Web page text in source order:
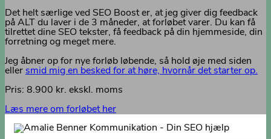
Det helt særlige ved SEO Boost er, at jeg giver dig feedback
på ALT du laver i de 3 måneder, at forløbet varer. Du kan få
tilrettet dine SEO tekster, få feedback på din hjemmeside, din
forretning og meget mere.
Jeg åbner op for nye forløb løbende, så hold øje med siden
eller smid mig en besked for at høre, hvornår det starter op.
Pris: 8.900 kr. ekskl. moms
Læs mere om forløbet her